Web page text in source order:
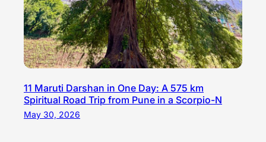
11 Maruti Darshan in One Day: A 575 km
Spiritual Road Trip from Pune in a Scorpio-N
May 30, 2026